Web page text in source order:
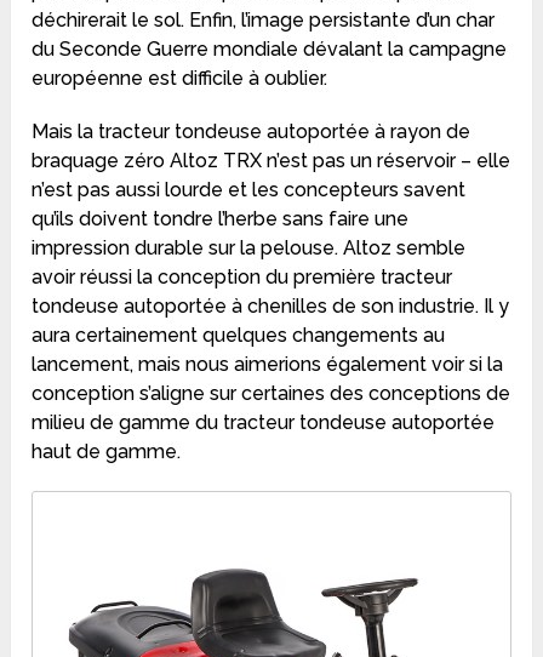
déchirerait le sol. Enfin, l’image persistante d’un char
du Seconde Guerre mondiale dévalant la campagne
européenne est difficile à oublier.
Mais la tracteur tondeuse autoportée à rayon de
braquage zéro Altoz TRX n’est pas un réservoir – elle
n’est pas aussi lourde et les concepteurs savent
qu’ils doivent tondre l’herbe sans faire une
impression durable sur la pelouse. Altoz semble
avoir réussi la conception du première tracteur
tondeuse autoportée à chenilles de son industrie. Il y
aura certainement quelques changements au
lancement, mais nous aimerions également voir si la
conception s’aligne sur certaines des conceptions de
milieu de gamme du tracteur tondeuse autoportée
haut de gamme.